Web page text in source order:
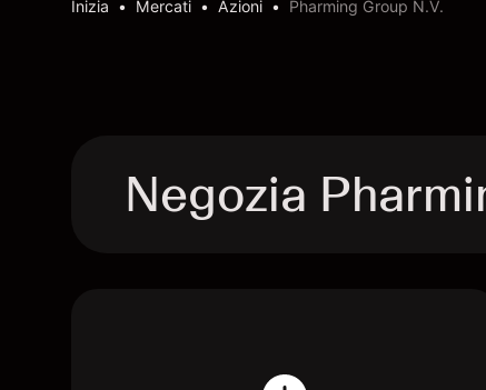
Inizia Mercati Azioni Pharming Group N.V.
Negozia